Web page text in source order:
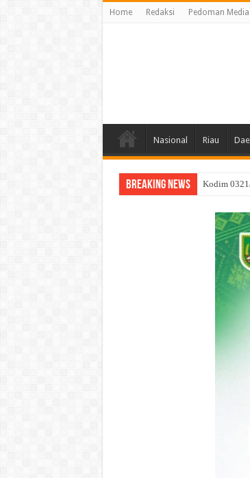
Home Redaksi Pedoman
Nasional Riau
Breaking News SRI